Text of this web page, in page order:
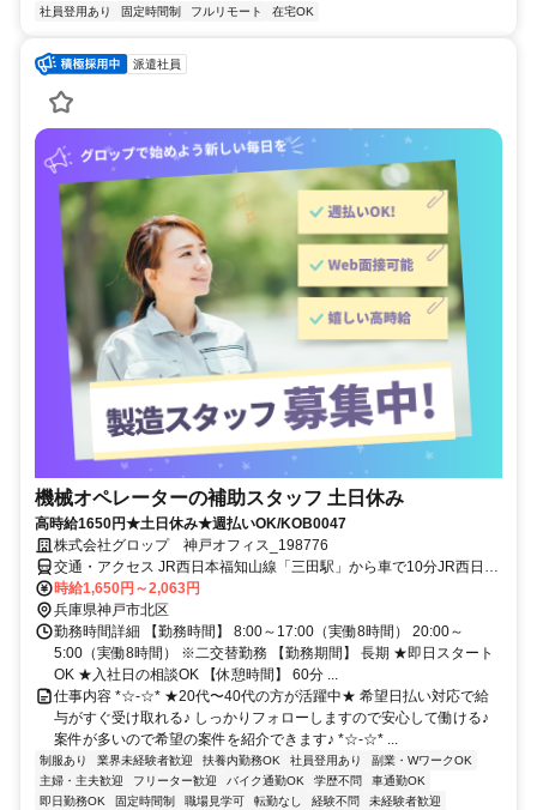
社員登用あり 固定時間制 フルリモート 在宅OK
派遣社員
機械オペレーターの補助スタッフ 土日休み
高時給1650円★土日休み★週払いOK/KOB0047
株式会社グロップ 神戸オフィス_198776
交通・アクセス JR西日本福知山線「三田駅」から車で10分JR西日本
福知山線「道場駅」から車で5分【通勤手段】車/バイク/自転車【通勤
備考】無料駐車場・駐輪場あり
時給1,650円～2,063円
兵庫県神戸市北区
勤務時間詳細 【勤務時間】 8:00～17:00（実働8時間） 20:00～
5:00（実働8時間） ※二交替勤務 【勤務期間】 長期 ★即日スタート
OK ★入社日の相談OK 【休憩時間】 60分 ...
仕事内容 *☆-☆* ★20代〜40代の方が活躍中★ 希望日払い対応で給
与がすぐ受け取れる♪ しっかりフォローしますので安心して働ける♪
案件が多いので希望の案件を紹介できます♪ *☆-☆* ...
制服あり 業界未経験者歓迎 扶養内勤務OK 社員登用あり
副業・WワークOK
主婦・主夫歓迎
フリーター歓迎 バイク通勤OK 学歴不問
車通勤OK
即日勤務OK
固定時間制 職場見学可 転勤なし 経験不問
未経験者歓迎